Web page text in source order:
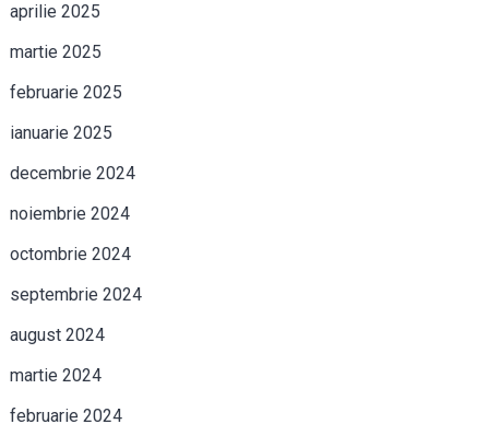
aprilie 2025
martie 2025
februarie 2025
ianuarie 2025
decembrie 2024
noiembrie 2024
octombrie 2024
septembrie 2024
august 2024
martie 2024
februarie 2024